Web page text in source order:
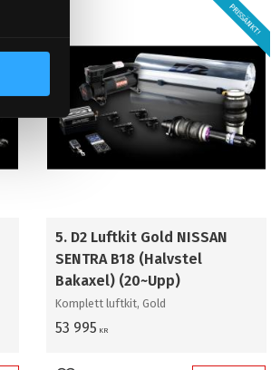
5. D2 Luftkit Gold NISSAN
SENTRA B18 (Halvstel
Bakaxel) (20~Upp)
Komplett luftkit, Gold
53 995 KR
PRISSÄNKT!